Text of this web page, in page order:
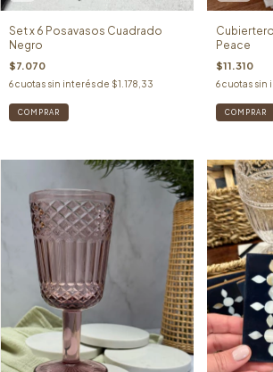
Set x 6 Posavasos Cuadrado
Negro
$7.070
6cuotas sin interés de $1.178,33
Peace
$11.310
6 cuotas sin